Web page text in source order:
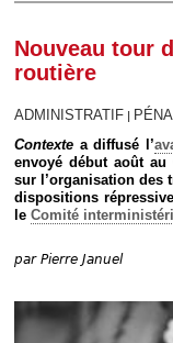
Nouveau tour
routière
ADMINISTRATIF PÉNAL
Contexte a diffusé l’
envoyé début août au
sur l’organisation des
dispositions
le Comité
par Pierre Januel